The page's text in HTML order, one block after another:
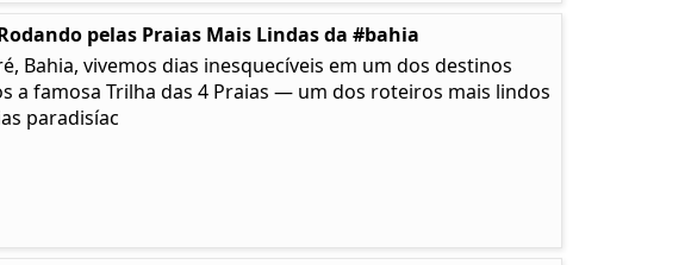
pelas Praias Mais Lindas da #bahia
Bahia, vivemos dias inesquecíveis em um dos destinos
a famosa Trilha das 4 Praias — um dos roteiros mais lindos
paradisíac